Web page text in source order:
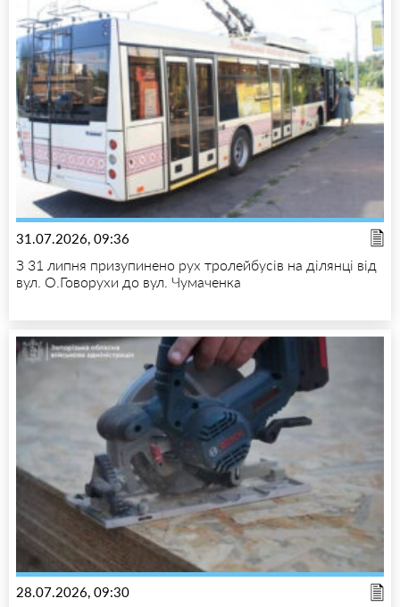
31.07.2026, 09:36
З 31 липня призупинено рух тролейбусів на ділянці від
вул. О.Говорухи до вул. Чумаченка
28.07.2026, 09:30